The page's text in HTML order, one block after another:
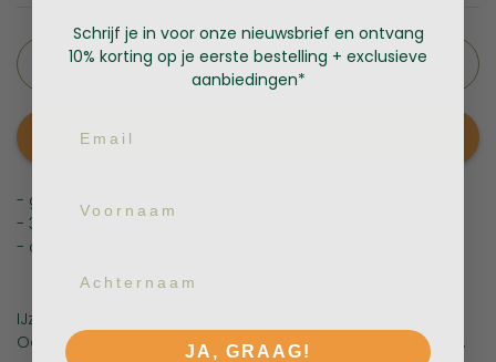
Aantal
Toevoegen aan winkelmand
- gratis verzending vanaf €24,95
- 30 dagen retourrecht
- al 50+ jaar vertrouwd
IJzerhard is zacht van smaak, te drinken als kruidenthee.
Ook wel bekend als ijzerkruid, ijzerhard of citroenverbena.
Schrijf je in voor onze nieuwsbrief en ontvang
10% korting op je eerste bestelling + exclusieve
aanbiedingen*
JA, GRAAG!